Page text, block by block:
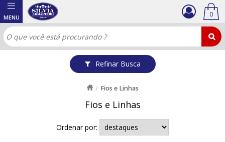
Refinar Busca
0
Fios e Linhas
Fios e Linhas
Ordenar por: